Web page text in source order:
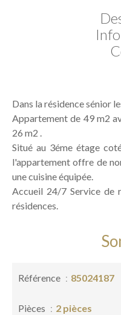
Dans la résidence sénior
Appartement de 49 m2
26 m2 .
Situé au 3éme étage
l'appartement offre de
une cuisine équipée.
Accueil 24/7 Service de
résidences.
Référence 85024187
Pièces 2 pièces